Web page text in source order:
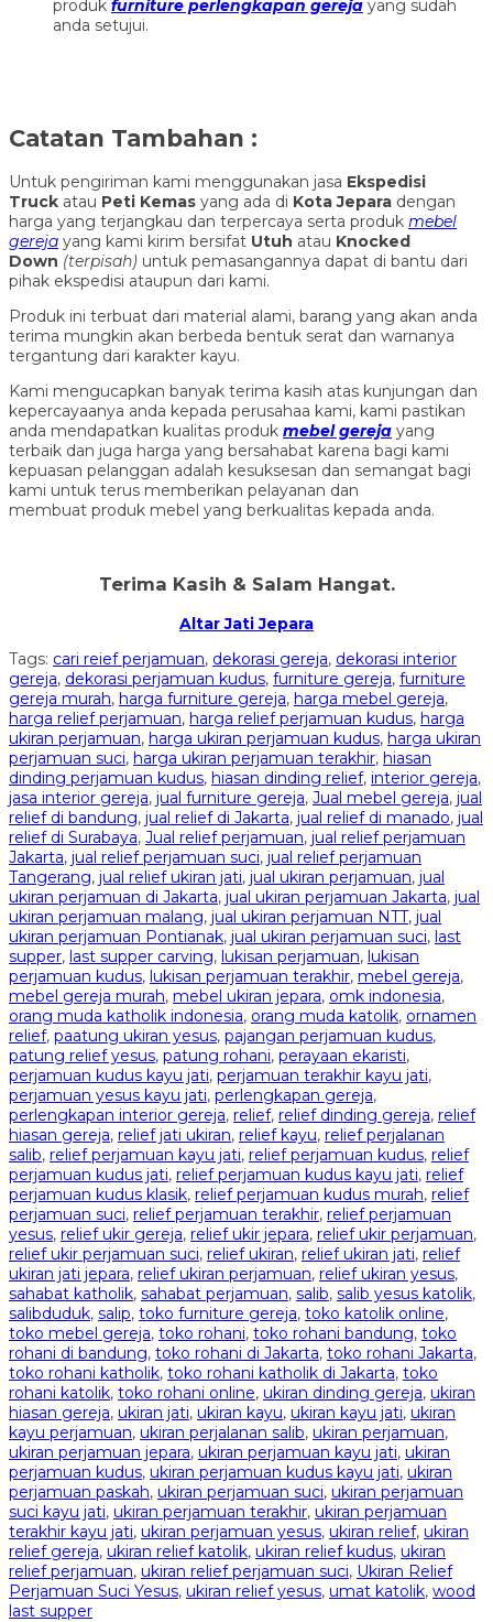
produk furniture perlengkapan gereja yang sudah
anda setujui.
Catatan Tambahan :
Untuk pengiriman kami menggunakan jasa Ekspedisi
Truck atau Peti Kemas yang ada di Kota Jepara dengan
harga yang terjangkau dan terpercaya serta produk mebel
gereja yang kami kirim bersifat Utuh atau Knocked
Down (terpisah) untuk pemasangannya dapat di bantu dari
pihak ekspedisi ataupun dari kami.
Produk ini terbuat dari material alami, barang yang akan anda
terima mungkin akan berbeda bentuk serat dan warnanya
tergantung dari karakter kayu.
Kami mengucapkan banyak terima kasih atas kunjungan dan
kepercayaanya anda kepada perusahaa kami, kami pastikan
anda mendapatkan kualitas produk mebel gereja yang
terbaik dan juga harga yang bersahabat karena bagi kami
kepuasan pelanggan adalah kesuksesan dan semangat bagi
kami untuk terus memberikan pelayanan dan
membuat produk mebel yang berkualitas kepada anda.
Terima Kasih & Salam Hangat.
Altar Jati Jepara
Tags: cari reief perjamuan, dekorasi gereja, dekorasi interior
gereja, dekorasi perjamuan kudus, furniture gereja, furniture
gereja murah, harga furniture gereja, harga mebel gereja,
harga relief perjamuan, harga relief perjamuan kudus, harga
ukiran perjamuan, harga ukiran perjamuan kudus, harga ukiran
perjamuan suci, harga ukiran perjamuan terakhir, hiasan
dinding perjamuan kudus, hiasan dinding relief, interior gereja,
jasa interior gereja, jual furniture gereja, Jual mebel gereja, jual
relief di bandung, jual relief di Jakarta, jual relief di manado, jual
relief di Surabaya, Jual relief perjamuan, jual relief perjamuan
Jakarta, jual relief perjamuan suci, jual relief perjamuan
Tangerang, jual relief ukiran jati, jual ukiran perjamuan, jual
ukiran perjamuan di Jakarta, jual ukiran perjamuan Jakarta, jual
ukiran perjamuan malang, jual ukiran perjamuan NTT, jual
ukiran perjamuan Pontianak, jual ukiran perjamuan suci, last
supper, last supper carving, lukisan perjamuan, lukisan
perjamuan kudus, lukisan perjamuan terakhir, mebel gereja,
mebel gereja murah, mebel ukiran jepara, omk indonesia,
orang muda katholik indonesia, orang muda katolik, ornamen
relief, paatung ukiran yesus, pajangan perjamuan kudus,
patung relief yesus, patung rohani, perayaan ekaristi,
perjamuan kudus kayu jati, perjamuan terakhir kayu jati,
perjamuan yesus kayu jati, perlengkapan gereja,
perlengkapan interior gereja, relief, relief dinding gereja, relief
hiasan gereja, relief jati ukiran, relief kayu, relief perjalanan
salib, relief perjamuan kayu jati, relief perjamuan kudus, relief
perjamuan kudus jati, relief perjamuan kudus kayu jati, relief
perjamuan kudus klasik, relief perjamuan kudus murah, relief
perjamuan suci, relief perjamuan terakhir, relief perjamuan
yesus, relief ukir gereja, relief ukir jepara, relief ukir perjamuan,
relief ukir perjamuan suci, relief ukiran, relief ukiran jati, relief
ukiran jati jepara, relief ukiran perjamuan, relief ukiran yesus,
sahabat katholik, sahabat perjamuan, salib, salib yesus katolik,
salibduduk, salip, toko furniture gereja, toko katolik online,
toko mebel gereja, toko rohani, toko rohani bandung, toko
rohani di bandung, toko rohani di Jakarta, toko rohani Jakarta,
toko rohani katholik, toko rohani katholik di Jakarta, toko
rohani katolik, toko rohani online, ukiran dinding gereja, ukiran
hiasan gereja, ukiran jati, ukiran kayu, ukiran kayu jati, ukiran
kayu perjamuan, ukiran perjalanan salib, ukiran perjamuan,
ukiran perjamuan jepara, ukiran perjamuan kayu jati, ukiran
perjamuan kudus, ukiran perjamuan kudus kayu jati, ukiran
perjamuan paskah, ukiran perjamuan suci, ukiran perjamuan
suci kayu jati, ukiran perjamuan terakhir, ukiran perjamuan
terakhir kayu jati, ukiran perjamuan yesus, ukiran relief, ukiran
relief gereja, ukiran relief katolik, ukiran relief kudus, ukiran
relief perjamuan, ukiran relief perjamuan suci, Ukiran Relief
Perjamuan Suci Yesus, ukiran relief yesus, umat katolik, wood
last supper